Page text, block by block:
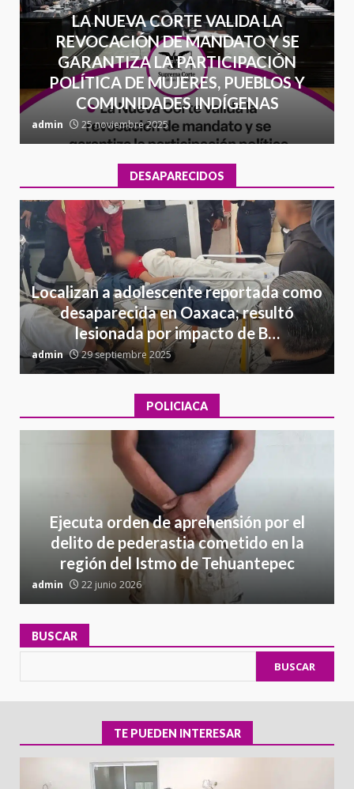
LA NUEVA CORTE VALIDA LA
REVOCACIÓN DE MANDATO Y SE
GARANTIZA LA PARTICIPACIÓN
POLÍTICA DE MUJERES, PUEBLOS Y
COMUNIDADES INDÍGENAS
admin 25 noviembre 2025
DESAPARECIDOS
Localizan a adolescente reportada como
desaparecida en Oaxaca; resultó
lesionada por impacto de B…
admin 29 septiembre 2025
POLICIACA
Ejecuta orden de aprehensión por el
delito de pederastia cometido en la
región del Istmo de Tehuantepec
admin 22 junio 2026
BUSCAR
BUSCAR
TE PUEDEN INTERESAR